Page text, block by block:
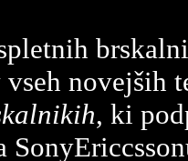
novejših
, ki